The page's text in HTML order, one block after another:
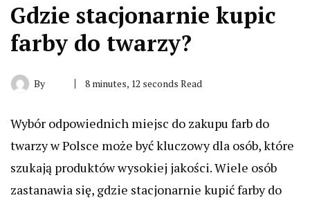
Gdzie stacjonarnie kupic
farby do twarzy?
By 8 minutes, 12 seconds Read
Wybór odpowiednich miejsc do zakupu farb do
twarzy w Polsce może być kluczowy dla osób, które
szukają produktów wysokiej jakości. Wiele osób
zastanawia się, gdzie stacjonarnie kupić farby do